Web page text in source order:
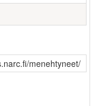
menehtyneet/